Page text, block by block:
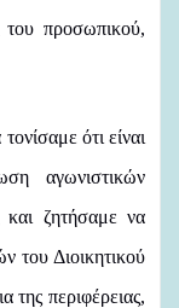
του προσωπικού,
ότι είναι
αγωνιστικών
και ζητήσαμε να
του Διοικητικού
της περιφέρειας,